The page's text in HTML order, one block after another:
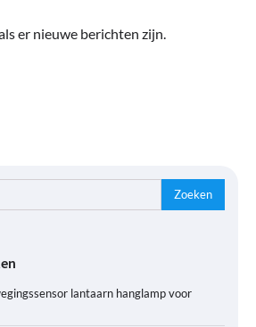
er nieuwe berichten zijn.
lantaarn hanglamp voor